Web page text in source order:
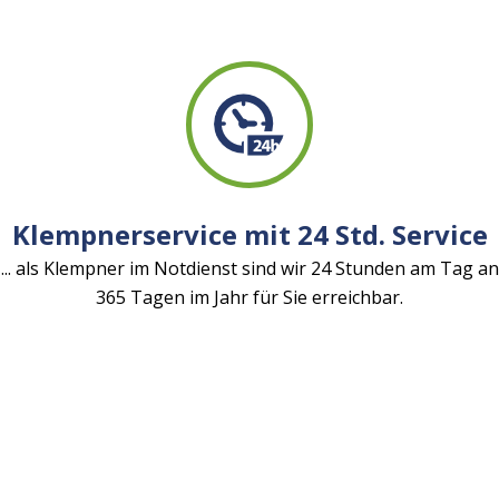
Klempnerservice mit 24 Std. Service
... als Klempner im Notdienst sind wir 24 Stunden am Tag an
365 Tagen im Jahr für Sie erreichbar.